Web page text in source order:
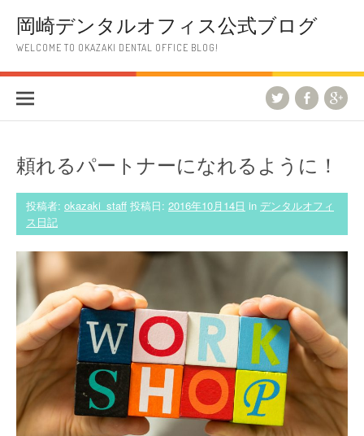
ツ
キ
岡崎デンタルオフィス公式ブログ
WELCOME TO OKAZAKI DENTAL OFFICE BLOG!
頼れるパートナーになれるように！
投稿者: okazaki_staff 投稿日: 2016年10月14日 in デンタルオフィ
ス日記